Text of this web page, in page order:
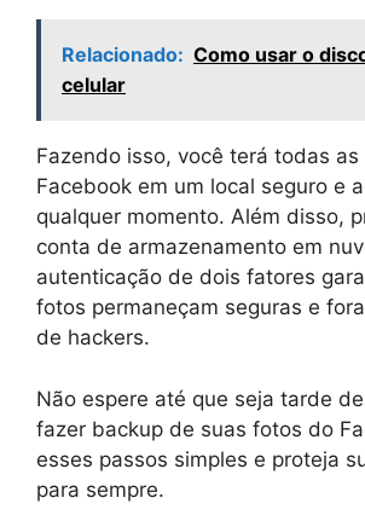
Relacionado: Como usar o
celular
Fazendo isso, você terá todas
Facebook em um local seguro e
qualquer momento. Além disso,
conta de armazenamento em
autenticação de dois fatores
fotos permaneçam seguras e
de hackers.
Não espere até que seja tarde
fazer backup de suas fotos do
esses passos simples e proteja
para sempre.